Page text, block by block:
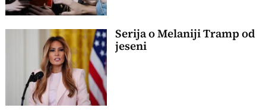
Serija o Melaniji Tramp od
jeseni